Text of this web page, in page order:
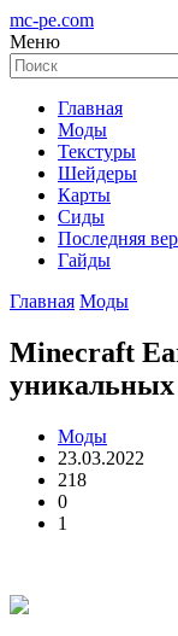
mc-pe.com
Меню
Главная
Моды
Текстуры
Шейдеры
Карты
Сиды
Последняя
Гайды
Главная Моды
Minecraft
уникальных
Моды
23.03.2022
218
0
1